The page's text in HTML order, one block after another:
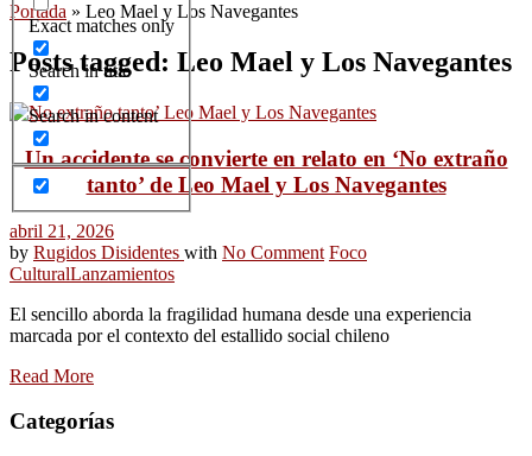
Exact matches only
Search in title
Search in content
Portada » Leo Mael y Los Navegantes
Posts tagged: Leo Mael y Los Navegantes
Un accidente se convierte en relato en ‘No extraño
tanto’ de Leo Mael y Los Navegantes
abril 21, 2026
by Rugidos Disidentes with No Comment Foco
CulturalLanzamientos
El sencillo aborda la fragilidad humana desde una experiencia
marcada por el contexto del estallido social chileno
Read More
Categorías